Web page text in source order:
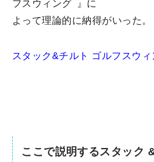
フスウィング
』に
よって理論的に納得がいった。
スタック&チルト ゴルフスウィ
ここで説明するスタック